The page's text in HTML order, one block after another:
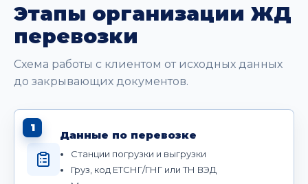
Этапы организации ЖД
перевозки
Схема работы с клиентом от исходных данных
до закрывающих документов.
1
Данные по перевозке
Станции погрузки и выгрузки
Груз, код ЕТСНГ/ГНГ или ТН ВЭД